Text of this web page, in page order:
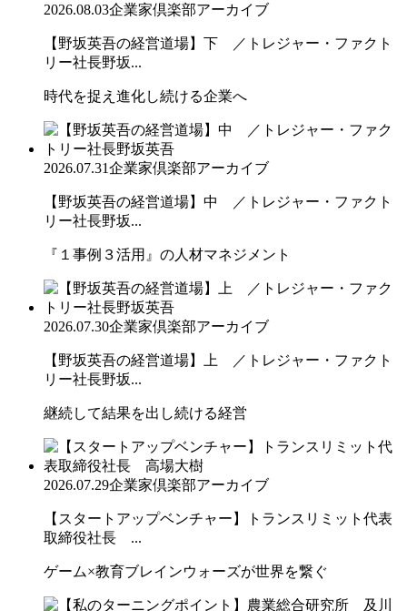
2026.08.03企業家倶楽部アーカイブ
【野坂英吾の経営道場】下 ／トレジャー・ファクト
リー社長野坂...
時代を捉え進化し続ける企業へ
2026.07.31企業家倶楽部アーカイブ
【野坂英吾の経営道場】中 ／トレジャー・ファクト
リー社長野坂...
『１事例３活用』の人材マネジメント
2026.07.30企業家倶楽部アーカイブ
【野坂英吾の経営道場】上 ／トレジャー・ファクト
リー社長野坂...
継続して結果を出し続ける経営
2026.07.29企業家倶楽部アーカイブ
【スタートアップベンチャー】トランスリミット代表
取締役社長 ...
ゲーム×教育ブレインウォーズが世界を繋ぐ